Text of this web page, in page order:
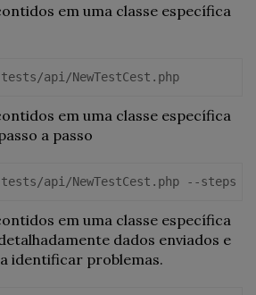
em uma classe específica
api/NewTestCest.php
em uma classe específica
a passo
api/NewTestCest.php --steps
em uma classe específica
dados enviados e
identificar problemas.